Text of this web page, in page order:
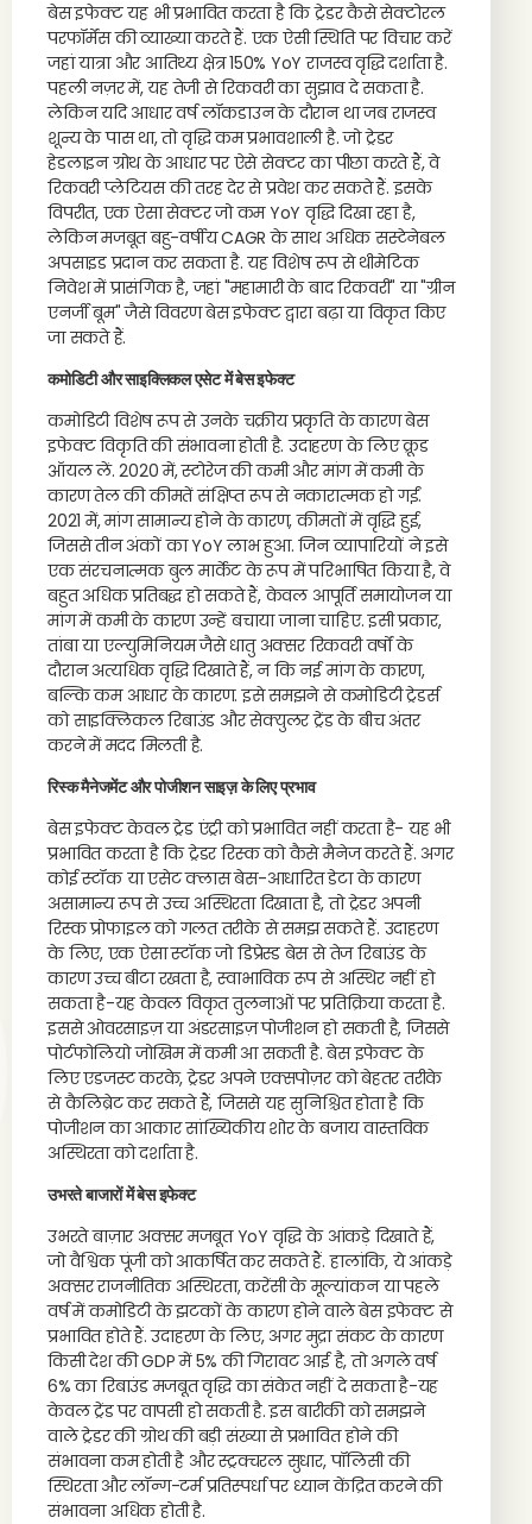
बेस इफेक्ट यह भी प्रभावित करता है कि ट्रेडर कैसे सेक्टोरल
परफॉर्मेंस की व्याख्या करते हैं. एक ऐसी स्थिति पर विचार करें
जहां यात्रा और आतिथ्य क्षेत्र 150% YoY राजस्व वृद्धि दर्शाता है.
पहली नज़र में, यह तेजी से रिकवरी का सुझाव दे सकता है.
लेकिन यदि आधार वर्ष लॉकडाउन के दौरान था जब राजस्व
शून्य के पास था, तो वृद्धि कम प्रभावशाली है. जो ट्रेडर
हेडलाइन ग्रोथ के आधार पर ऐसे सेक्टर का पीछा करते हैं, वे
रिकवरी प्लेटियस की तरह देर से प्रवेश कर सकते हैं. इसके
विपरीत, एक ऐसा सेक्टर जो कम YoY वृद्धि दिखा रहा है,
लेकिन मजबूत बहु-वर्षीय CAGR के साथ अधिक सस्टेनेबल
अपसाइड प्रदान कर सकता है. यह विशेष रूप से थीमेटिक
निवेश में प्रासंगिक है, जहां "महामारी के बाद रिकवरी" या "ग्रीन
एनर्जी बूम" जैसे विवरण बेस इफेक्ट द्वारा बढ़ा या विकृत किए
जा सकते हैं.
कमोडिटी और साइक्लिकल एसेट में बेस इफेक्ट
कमोडिटी विशेष रूप से उनके चक्रीय प्रकृति के कारण बेस
इफेक्ट विकृति की संभावना होती है. उदाहरण के लिए क्रूड
ऑयल लें. 2020 में, स्टोरेज की कमी और मांग में कमी के
कारण तेल की कीमतें संक्षिप्त रूप से नकारात्मक हो गईं.
2021 में, मांग सामान्य होने के कारण, कीमतों में वृद्धि हुई,
जिससे तीन अंकों का YoY लाभ हुआ. जिन व्यापारियों ने इसे
एक संरचनात्मक बुल मार्केट के रूप में परिभाषित किया है, वे
बहुत अधिक प्रतिबद्ध हो सकते हैं, केवल आपूर्ति समायोजन या
मांग में कमी के कारण उन्हें बचाया जाना चाहिए. इसी प्रकार,
तांबा या एल्युमिनियम जैसे धातु अक्सर रिकवरी वर्षों के
दौरान अत्यधिक वृद्धि दिखाते हैं, न कि नई मांग के कारण,
बल्कि कम आधार के कारण. इसे समझने से कमोडिटी ट्रेडर्स
को साइक्लिकल रिबाउंड और सेक्युलर ट्रेंड के बीच अंतर
करने में मदद मिलती है.
रिस्क मैनेजमेंट और पोजीशन साइज़ के लिए प्रभाव
बेस इफेक्ट केवल ट्रेड एंट्री को प्रभावित नहीं करता है- यह भी
प्रभावित करता है कि ट्रेडर रिस्क को कैसे मैनेज करते हैं. अगर
कोई स्टॉक या एसेट क्लास बेस-आधारित डेटा के कारण
असामान्य रूप से उच्च अस्थिरता दिखाता है, तो ट्रेडर अपनी
रिस्क प्रोफाइल को गलत तरीके से समझ सकते हैं. उदाहरण
के लिए, एक ऐसा स्टॉक जो डिप्रेस्ड बेस से तेज रिबाउंड के
कारण उच्च बीटा रखता है, स्वाभाविक रूप से अस्थिर नहीं हो
सकता है-यह केवल विकृत तुलनाओं पर प्रतिक्रिया करता है.
इससे ओवरसाइज़ या अंडरसाइज़ पोजीशन हो सकती है, जिससे
पोर्टफोलियो जोखिम में कमी आ सकती है. बेस इफेक्ट के
लिए एडजस्ट करके, ट्रेडर अपने एक्सपोज़र को बेहतर तरीके
से कैलिब्रेट कर सकते हैं, जिससे यह सुनिश्चित होता है कि
पोजीशन का आकार सांख्यिकीय शोर के बजाय वास्तविक
अस्थिरता को दर्शाता है.
उभरते बाजारों में बेस इफेक्ट
उभरते बाज़ार अक्सर मजबूत YoY वृद्धि के आंकड़े दिखाते हैं,
जो वैश्विक पूंजी को आकर्षित कर सकते हैं. हालांकि, ये आंकड़े
अक्सर राजनीतिक अस्थिरता, करेंसी के मूल्यांकन या पहले
वर्ष में कमोडिटी के झटकों के कारण होने वाले बेस इफेक्ट से
प्रभावित होते हैं. उदाहरण के लिए, अगर मुद्रा संकट के कारण
किसी देश की GDP में 5% की गिरावट आई है, तो अगले वर्ष
6% का रिबाउंड मजबूत वृद्धि का संकेत नहीं दे सकता है-यह
केवल ट्रेंड पर वापसी हो सकती है. इस बारीकी को समझने
वाले ट्रेडर की ग्रोथ की बड़ी संख्या से प्रभावित होने की
संभावना कम होती है और स्ट्रक्चरल सुधार, पॉलिसी की
स्थिरता और लॉन्ग-टर्म प्रतिस्पर्धा पर ध्यान केंद्रित करने की
संभावना अधिक होती है.